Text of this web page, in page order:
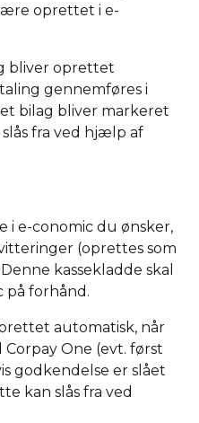
oprettet i e-
bliver oprettet
gennemføres i
bilag bliver markeret
fra ved hjælp af
i e-conomic du ønsker,
(oprettes som
kassekladde skal
forhånd.
automatisk, når
One (evt. først
godkendelse er slået
kan slås fra ved